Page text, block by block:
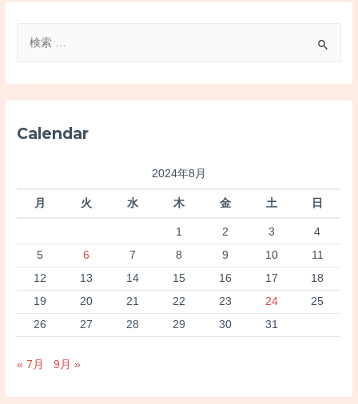
Calendar
2024年8月
月 火 水 木 金 土 日
1 2 3
4
5
6 7 8 9 10
11
12
13 14 15 16 17
18
19
20 21 22 23 24
25
26
27 28 29 30 31
« 7月 9月 »